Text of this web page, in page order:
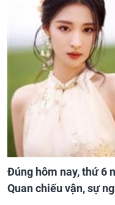
Đúng hôm nay, thứ 6
Quan chiếu vận, sự